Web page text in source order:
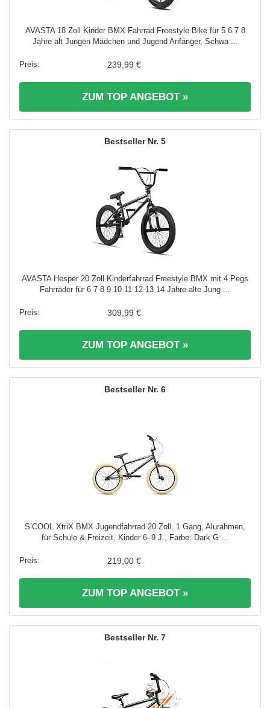
AVASTA 18 Zoll Kinder BMX Fahrrad Freestyle Bike für 5 6 7 8
Jahre alt Jungen Mädchen und Jugend Anfänger, Schwa ...
239,99 €
ZUM TOP ANGEBOT »
5
AVASTA Hesper 20 Zoll Kinderfahrrad Freestyle BMX mit 4 Pegs
Fahrräder für 6 7 8 9 10 11 12 13 14 Jahre alte Jung ...
309,99 €
ZUM TOP ANGEBOT »
6
S’COOL XtriX BMX Jugendfahrrad 20 Zoll, 1 Gang, Alurahmen,
für Schule & Freizeit, Kinder 6–9 J., Farbe: Dark G ...
219,00 €
ZUM TOP ANGEBOT »
7